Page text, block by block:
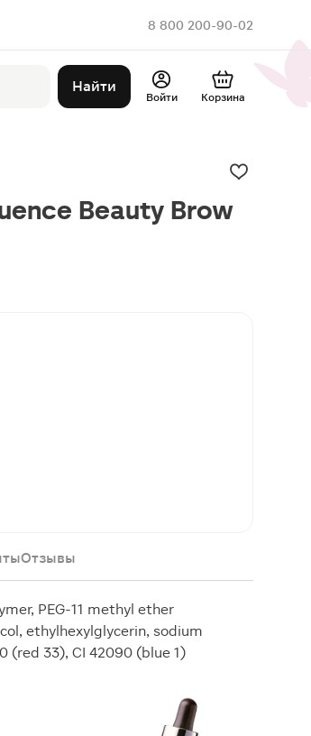
8 800 200-90-02
Найти
Войти Корзина
Beauty Brow
Отзывы
PEG-11 methyl ether
ethylhexylglycerin, sodium
(red 33), CI 42090 (blue 1)